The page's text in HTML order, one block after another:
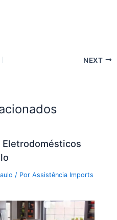
NEXT
/ PorAssistência Imports